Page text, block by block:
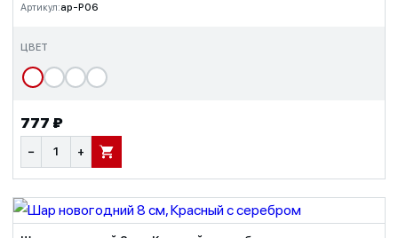
Артикул:ap-P06
ЦВЕТ
777 ₽
− + В КОРЗИНУ